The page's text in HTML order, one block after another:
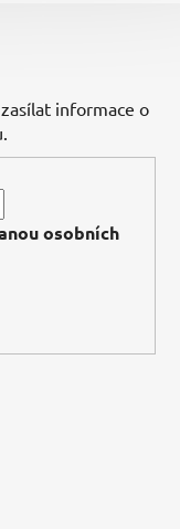
informace o
osobních